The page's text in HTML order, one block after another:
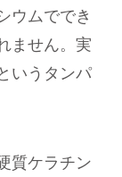
ウムででき
ません。実
いうタンパ
質ケラチン